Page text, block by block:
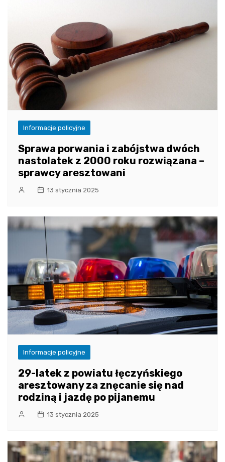
Informacje policyjne
Sprawa porwania i zabójstwa dwóch
nastolatek z 2000 roku rozwiązana –
sprawcy aresztowani
13 stycznia 2025
Informacje policyjne
29-latek z powiatu łęczyńskiego
aresztowany za znęcanie się nad
rodziną i jazdę po pijanemu
13 stycznia 2025